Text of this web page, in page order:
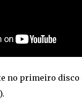
no primeiro